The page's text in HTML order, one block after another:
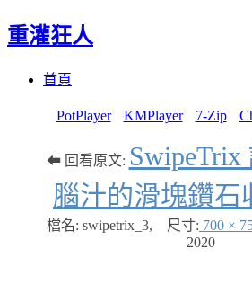
重灌狂人
首頁
PotPlayer KMPlayer 7-Zip
⬅ 回看原文:
腦汁的滑塊鑽石
檔名: swipetrix_3, 尺寸: 700 ×
2020